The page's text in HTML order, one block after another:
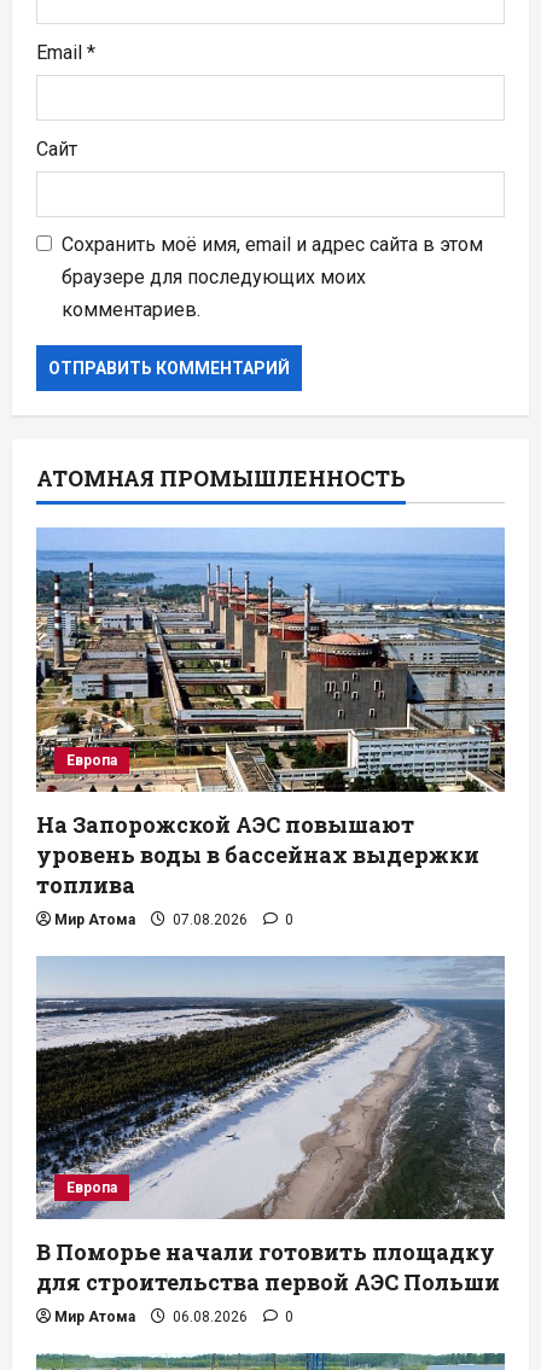
Email *
Сайт
Сохранить моё имя, email и адрес сайта в этом
браузере для последующих моих
комментариев.
АТОМНАЯ ПРОМЫШЛЕННОСТЬ
Европа
На Запорожской АЭС повышают
уровень воды в бассейнах выдержки
топлива
Мир Атома 07.08.2026 0
Европа
В Поморье начали готовить площадку
для строительства первой АЭС Польши
Мир Атома 06.08.2026 0